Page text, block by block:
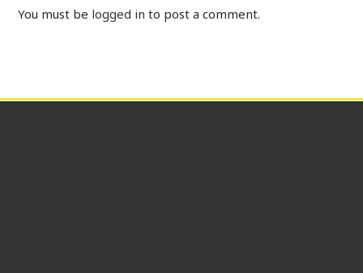
You must be logged in to post a comment.